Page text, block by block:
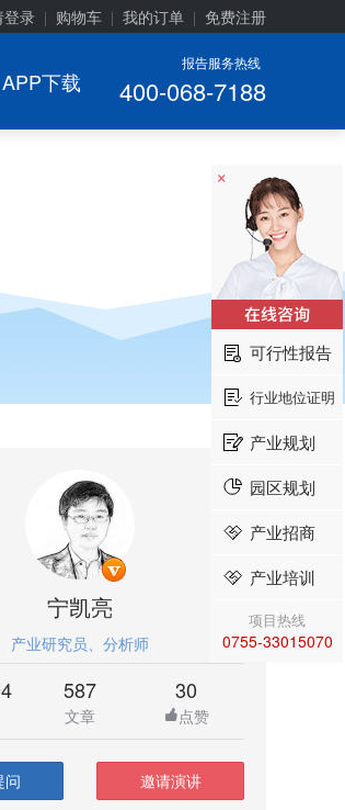
登录 购物车 我的订单 免费注册
报告服务热线
400-068-7188
APP下载
宁凯亮
产业研究员、分析师
587
文章
30
点赞
问 邀请演讲
×
可行性报告
行业地位证明
产业规划
园区规划
产业招商
产业培训
项目热线
0755-33015070